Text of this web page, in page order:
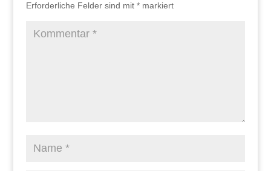
Erforderliche Felder sind mit *markiert